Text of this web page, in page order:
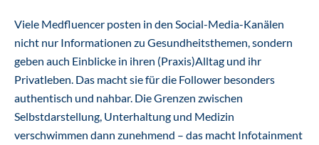
Viele Medfluencer posten in den Social-Media-Kanälen
nicht nur Informationen zu Gesundheitsthemen, sondern
geben auch Einblicke in ihren (Praxis)Alltag und ihr
Privatleben. Das macht sie für die Follower besonders
authentisch und nahbar. Die Grenzen zwischen
Selbstdarstellung, Unterhaltung und Medizin
verschwimmen dann zunehmend – das macht Infotainment